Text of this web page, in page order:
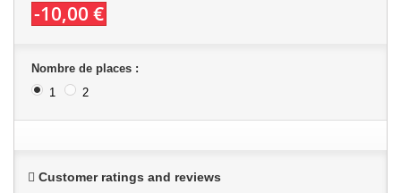
-10,00 €
Nombre de places :
1
2
Customer ratings and reviews